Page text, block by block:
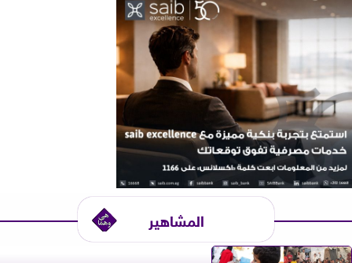
المشاهير